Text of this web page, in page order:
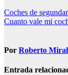
Navegación
de
Coches de
Cuanto vale mi
Por Roberto
Entrada